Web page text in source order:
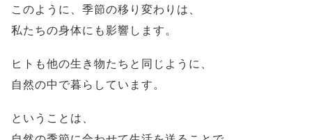
このように、季節の移り変わりは、
私たちの身体にも影響します。
ヒトも他の生き物たちと同じように、
自然の中で暮らしています。
ということは、